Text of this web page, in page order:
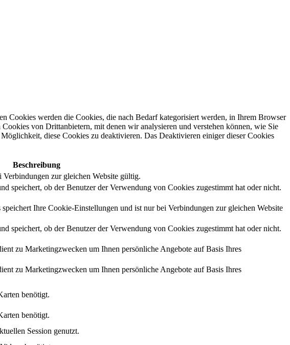
Cookies werden die Cookies, die nach Bedarf kategorisiert werden, in Ihrem Browser
von Drittanbietern, mit denen wir analysieren und verstehen können, wie Sie
diese Cookies zu deaktivieren. Das Deaktivieren einiger dieser Cookies
Beschreibung
zur gleichen Website gültig.
speichert, ob der Benutzer der Verwendung von Cookies zugestimmt hat oder nicht.
Ihre Cookie-Einstellungen und ist nur bei Verbindungen zur gleichen Website
speichert, ob der Benutzer der Verwendung von Cookies zugestimmt hat oder nicht.
zu Marketingzwecken um Ihnen persönliche Angebote auf Basis Ihres
zu Marketingzwecken um Ihnen persönliche Angebote auf Basis Ihres
benötigt.
benötigt.
Session genutzt.